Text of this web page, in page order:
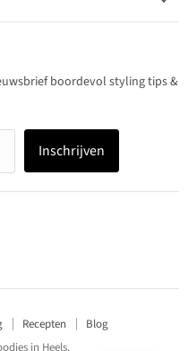
boordevol styling tips &
Inschrijven
Recepten
Blog
in Heels.